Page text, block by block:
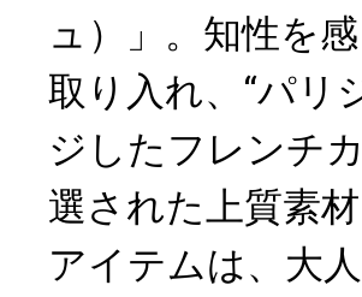
ュ）」。知性を
取り入れ、“パリ
ジしたフレンチ
選された上質素
アイテムは、大